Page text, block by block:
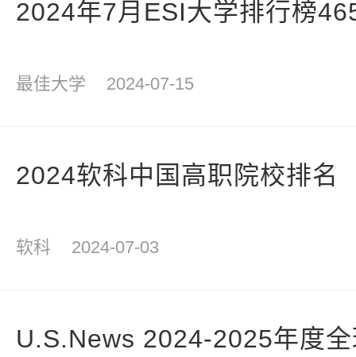
2024年7月ESI大学排行榜
最佳大学 2024-07-15
2024软科中国高职院校排名
软科 2024-07-03
U.S.News 2024-2025年度